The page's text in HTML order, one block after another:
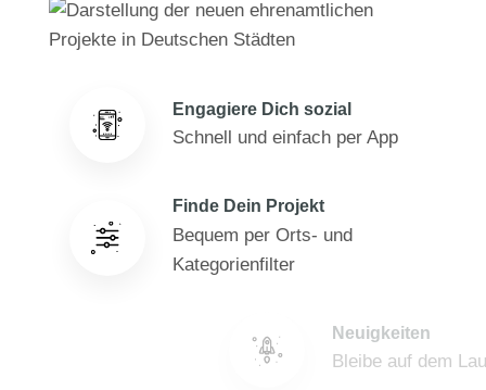
Engagiere Dich sozial
Schnell und einfach per App
Finde Dein Projekt
Bequem per Orts- und
Kategorienfilter
Neuigkeiten
Bleibe auf dem Laufenden